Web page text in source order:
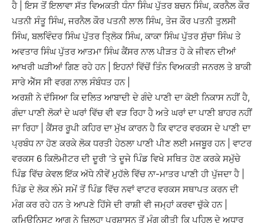
ਹੈ | ਇਸ ਤੋਂ ਇਲਾਵਾ ਸੱਤ ਵਿਅਕਤੀ ਧੰਨਾ ਸਿੰਘ ਪੁੱਤਰ ਬਚਨ ਸਿੰਘ, ਕਰਨੈਲ ਕੌਰ
ਪਤਨੀ ਸੰਤੂ ਸਿੰਘ, ਜਰਨੈਲ ਕੌਰ ਪਤਨੀ ਲਾਲ ਸਿੰਘ, ਤੇਜ ਕੌਰ ਪਤਨੀ ਤੁਲਸੀ
ਸਿੰਘ, ਬਲਵਿੰਦਰ ਸਿੰਘ ਪੁੱਤਰ ਤਿ੍ਲੋਕ ਸਿੰਘ, ਕਾਕਾ ਸਿੰਘ ਪੁੱਤਰ ਸੁੱਚਾ ਸਿੰਘ ਤੇ
ਅਵਤਾਰ ਸਿੰਘ ਪੁੱਤਰ ਆਤਮਾ ਸਿੰਘ ਕੈਂਸਰ ਨਾਲ ਪੀੜਤ ਹੋ ਕੇ ਜੀਵਨ ਦੀਆਂ
ਆਖਰੀ ਘੜੀਆਂ ਗਿਣ ਰਹੇ ਹਨ | ਇਹਨਾਂ ਵਿੱਚੋਂ ਤਿੰਨ ਵਿਅਕਤੀ ਜਨਰਲ ਤੇ ਬਾਕੀ
ਸਾਰੇ ਐੱਸ ਸੀ ਵਰਗ ਨਾਲ ਸੰਬੰਧਤ ਹਨ |
ਅਰਸ਼ੀ ਨੇ ਦੱਸਿਆ ਕਿ ਦਲਿਤ ਆਬਾਦੀ ਦੇ ਗੰਦੇ ਪਾਣੀ ਦਾ ਕੋਈ ਨਿਕਾਸ ਨਹੀਂ ਹੈ,
ਗੰਦਾ ਪਾਣੀ ਲੋਕਾਂ ਦੇ ਘਰਾਂ ਵਿੱਚ ਵੀ ਵੜ ਰਿਹਾ ਹੈ ਅਤੇ ਘਰਾਂ ਦਾ ਪਾਣੀ ਬਾਹਰ ਨਹੀਂ
ਜਾ ਰਿਹਾ | ਕੈਂਸਰ ਰੂਪੀ ਕਹਿਰ ਦਾ ਮੁੱਖ ਕਾਰਨ ਹੈ ਕਿ ਵਾਟਰ ਵਰਕਸ ਦੇ ਪਾਣੀ ਦਾ
ਪ੍ਰਬੰਧ ਨਾ ਹੋਣ ਕਰਕੇ ਲੋਕ ਧਰਤੀ ਹੇਠਲਾ ਪਾਣੀ ਪੀਣ ਲਈ ਮਜਬੂਰ ਹਨ | ਵਾਟਰ
ਵਰਕਸ 6 ਕਿਲੋਮੀਟਰ ਦੀ ਦੂਰੀ ‘ਤੇ ਦੂਜੇ ਪਿੰਡ ਵਿਖੇ ਸਥਿਤ ਹੋਣ ਕਰਕੇ ਸਮੁੱਚੇ
ਪਿੰਡ ਵਿੱਚ ਕੇਵਲ ਇੱਕ ਅੱਧੇ ਨੀਵੇਂ ਮੁਹੱਲੇ ਵਿੱਚ ਨਾ-ਮਾਤਰ ਪਾਣੀ ਹੀ ਪੁੱਜਦਾ ਹੈ |
ਪਿੰਡ ਦੇ ਲੋਕ ਲੰਮੇ ਸਮੇਂ ਤੋਂ ਪਿੰਡ ਵਿੱਚ ਨਵਾਂ ਵਾਟਰ ਵਰਕਸ ਸਥਾਪਤ ਕਰਨ ਦੀ
ਮੰਗ ਕਰ ਰਹੇ ਹਨ ਤੇ ਆਪਣੇ ਹਿੱਸੇ ਦੀ ਰਾਸ਼ੀ ਵੀ ਜਮ੍ਹਾਂ ਕਰਵਾ ਚੁੱਕੇ ਹਨ |
ਕਮਿਊਨਿਸਟ ਆਗੂ ਨੇ ਜ਼ਿਲ੍ਹਾ ਪ੍ਰਸ਼ਾਸਨ ਤੋਂ ਮੰਗ ਕੀਤੀ ਕਿ ਪਹਿਲ ਦੇ ਅਧਾਰ